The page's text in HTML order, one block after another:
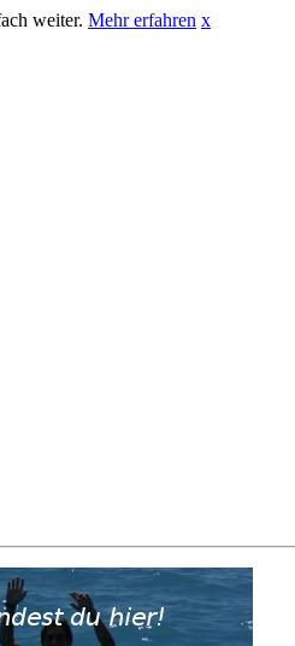
weiter. Mehr erfahren x